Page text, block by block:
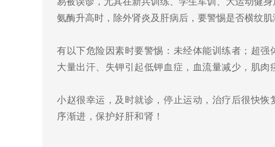
氨酶升高时，除外肾炎及肝病后，要警惕是否横纹肌
有以下危险因素时要警惕 ： 未经体能训练者；超强
大量出汗、失钾引起低钾血症，血流量减少，肌肉
小赵很幸运，及时就诊，停止运动，治疗后很快
序渐进，保护好肝和肾！